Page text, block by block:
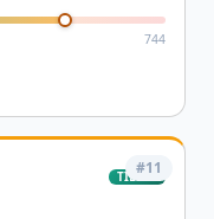
744
#11
TIER-1